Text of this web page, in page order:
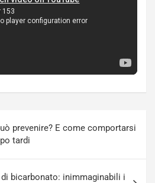
prevenire? E come comportarsi
tardi
bicarbonato: inimmaginabili i